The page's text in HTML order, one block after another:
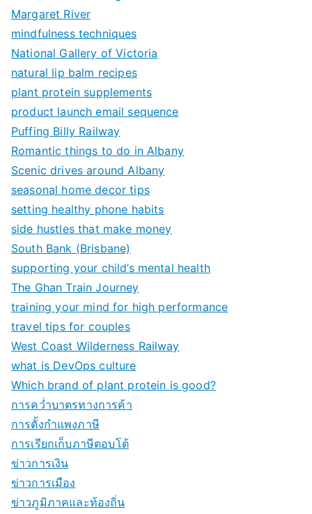
Margaret River
mindfulness techniques
National Gallery of Victoria
natural lip balm recipes
plant protein supplements
product launch email sequence
Puffing Billy Railway
Romantic things to do in Albany
Scenic drives around Albany
seasonal home decor tips
setting healthy phone habits
side hustles that make money
South Bank (Brisbane)
supporting your child’s mental health
The Ghan Train Journey
training your mind for high performance
travel tips for couples
West Coast Wilderness Railway
what is DevOps culture
Which brand of plant protein is good?
การคว่ำบาตรทางการค้า
การตั้งกำแพงภาษี
การเรียกเก็บภาษีตอบโต้
ข่าวการเงิน
ข่าวการเมือง
ข่าวภูมิภาคและท้องถิ่น